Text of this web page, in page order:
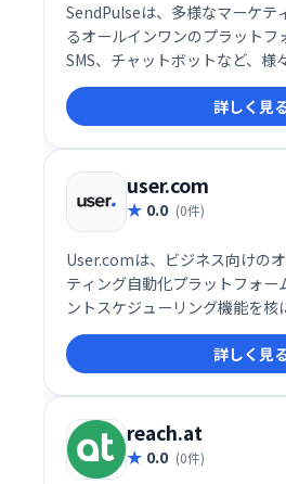
SendPulseは、多様なマーケテ
るオールインワンのプラットフ
SMS、チャットボットなど、様
ンチャネルを活用したマーケ
効率的に実行できます。ユーザ
ターフェースで、初心者にも
ンゲージメントを高め、ビジネ
詳細な分析機能も搭載し、効果
詳しく見
user.com
0.0 (0件)
User.comは、ビジネス向けの
ティング自動化プラットフォー
ントスケジューリング機能を核
管理でエンゲージメントとコ
現します。様々なコミュニケー
し、効率的な顧客接点を促進
適化で、ビジネス成長を支援し
詳しく見
reach.at
0.0 (0件)